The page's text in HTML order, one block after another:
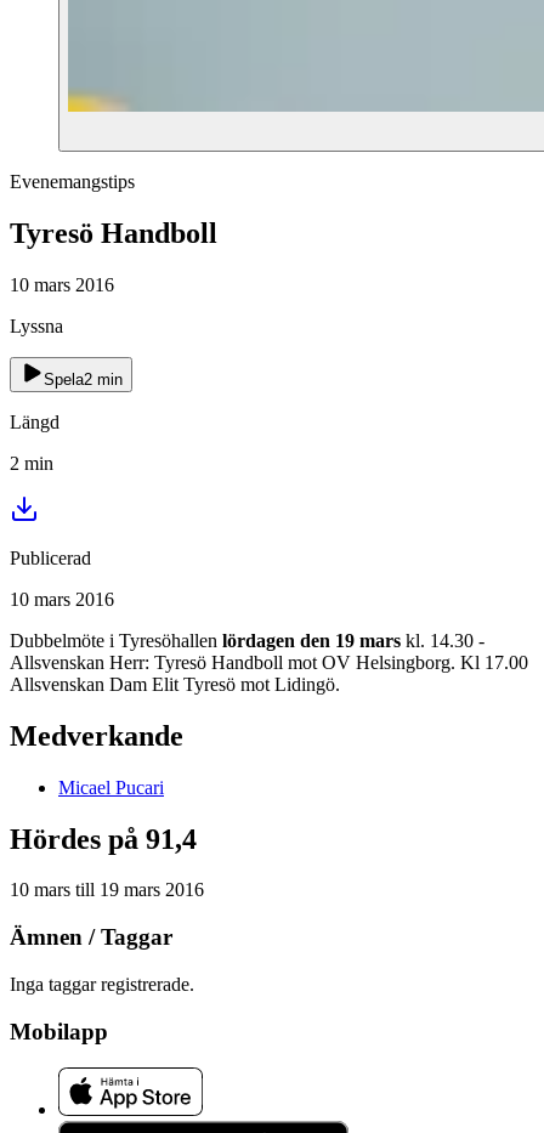
Evenemangstips
Tyresö Handboll
10 mars 2016
Lyssna
Spela2 min
Längd
2 min
Publicerad
10 mars 2016
Dubbelmöte i Tyresöhallen lördagen den 19 mars kl. 14.30 -
Allsvenskan Herr: Tyresö Handboll mot OV Helsingborg. Kl 17.00
Allsvenskan Dam Elit Tyresö mot Lidingö.
Medverkande
Micael Pucari
Hördes på 91,4
10 mars till 19 mars 2016
Ämnen / Taggar
Inga taggar registrerade.
Mobilapp